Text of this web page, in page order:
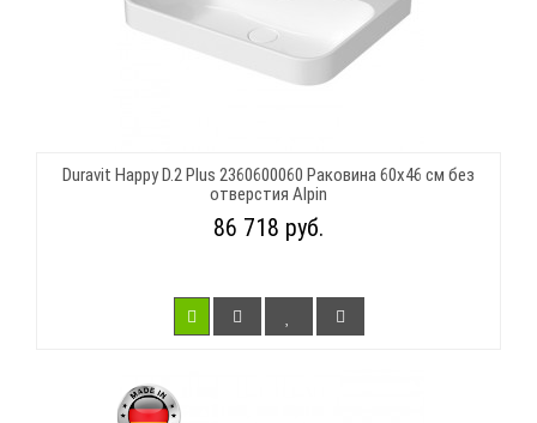
Duravit Happy D.2 Plus 2360600060 Раковина 60х46 см без
отверстия Alpin
86 718 руб.